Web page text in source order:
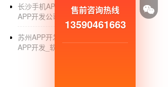
长沙手机APP开发公司_长沙手机
APP开发公司哪家好_外包_排名
苏州APP开发制作公司_苏州手机
APP开发_软件定制_外包_公司
售前咨询热线
13590461663